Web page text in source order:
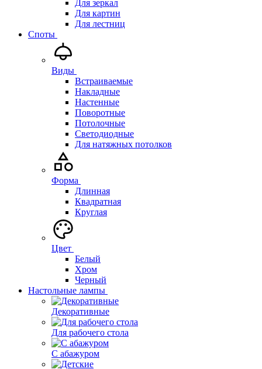
Для зеркал
Для картин
Для лестниц
Споты
Виды
Встраиваемые
Накладные
Настенные
Поворотные
Потолочные
Светодиодные
Для натяжных потолков
Форма
Длинная
Квадратная
Круглая
Цвет
Белый
Хром
Черный
Настольные лампы
Декоративные
Для рабочего стола
С абажуром